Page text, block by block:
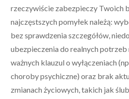
rzeczywiście zabezpieczy Twoich
najczęstszych pomyłek należą:
bez sprawdzenia szczegółów,
ubezpieczenia do realnych
ważnych klauzul o wyłączeniach
choroby psychiczne) oraz brak
zmianach życiowych, takich jak